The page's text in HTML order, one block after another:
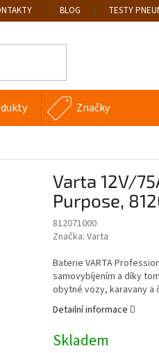
BLOG TESTY
Značky
Varta 12V/
Purpose,
812071000
Značka: Varta
Skladem
Baterie VARTA
samovybíjením a díky
obytné vozy, karavany a
Detailní informace